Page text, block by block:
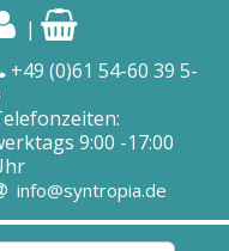
|
+49 (0)61 54-60 39 5-
9:00 -17:00
info@syntropia.de